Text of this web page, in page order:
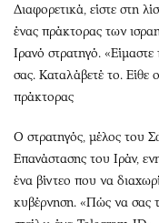
Διαφορετικά, είστε στη
ένας πράκτορας των
Ιρανό στρατηγό.
σας. Καταλάβετέ το. Είθε
πράκτορας
Ο στρατηγός, μέλος του
Επανάστασης του Ιράν,
ένα βίντεο που να
κυβέρνηση. «Πώς να σας